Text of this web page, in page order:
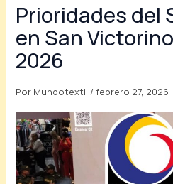
Prioridades del
en San
2026
Por Mundotextil /febrero 27, 2026